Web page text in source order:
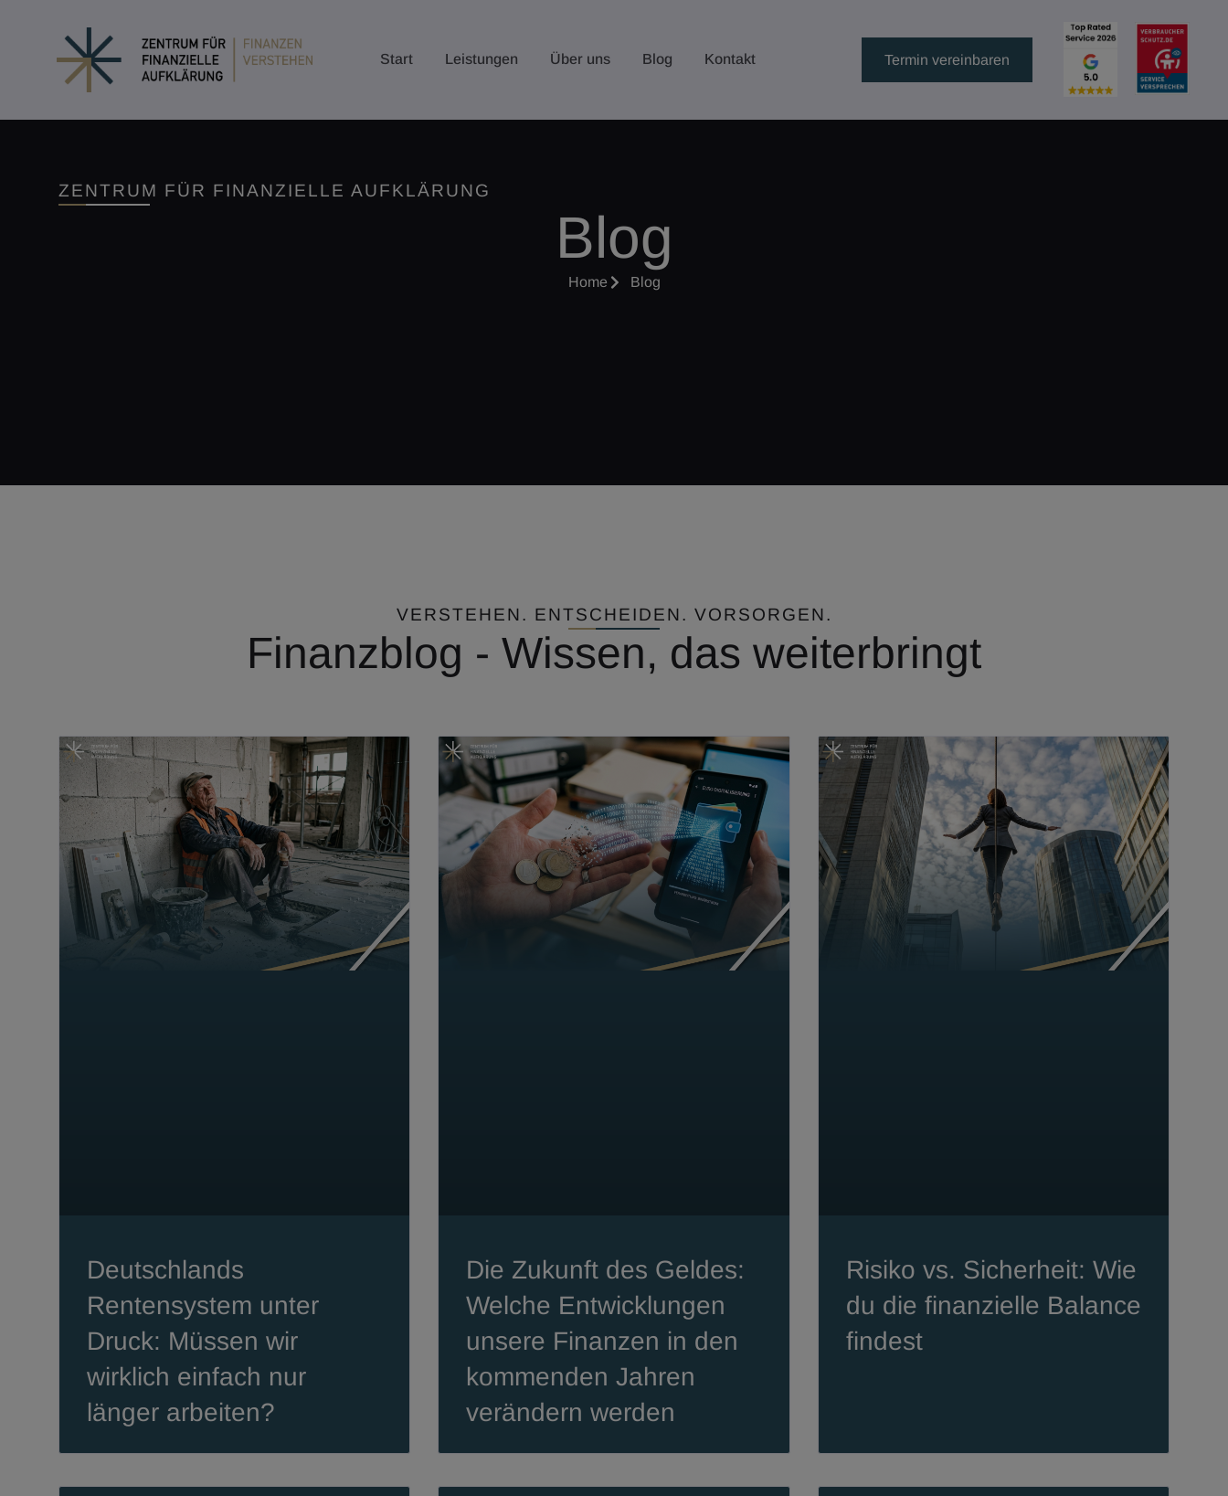
Start Leistungen Über uns Blog Kontakt Termin vereinbaren
ZENTRUM FÜR FINANZIELLE AUFKLÄRUNG
Blog
Home Blog
VERSTEHEN. ENTSCHEIDEN. VORSORGEN.
Finanzblog - Wissen, das weiterbringt
Deutschlands
Rentensystem unter
Druck: Müssen wir
wirklich einfach nur
länger arbeiten?
Die Zukunft des Geldes:
Welche Entwicklungen
unsere Finanzen in den
kommenden Jahren
verändern werden
Risiko vs. Sicherheit: Wie
du die finanzielle Balance
findest